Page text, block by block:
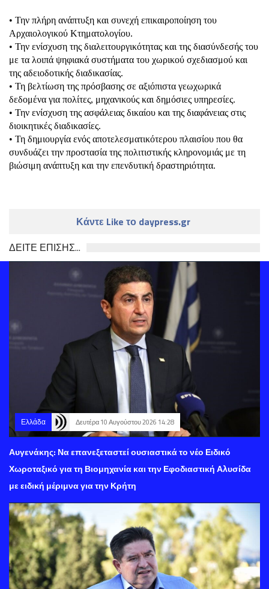
• Την πλήρη ανάπτυξη και συνεχή επικαιροποίηση του
Αρχαιολογικού Κτηματολογίου.
• Την ενίσχυση της διαλειτουργικότητας και της διασύνδεσής του
με τα λοιπά ψηφιακά συστήματα του χωρικού σχεδιασμού και
της αδειοδοτικής διαδικασίας.
• Τη βελτίωση της πρόσβασης σε αξιόπιστα γεωχωρικά
δεδομένα για πολίτες, μηχανικούς και δημόσιες υπηρεσίες.
• Την ενίσχυση της ασφάλειας δικαίου και της διαφάνειας στις
διοικητικές διαδικασίες.
• Τη δημιουργία ενός αποτελεσματικότερου πλαισίου που θα
συνδυάζει την προστασία της πολιτιστικής κληρονομιάς με τη
βιώσιμη ανάπτυξη και την επενδυτική δραστηριότητα.
Κάντε Like το daypress.gr
ΔΕΙΤΕ ΕΠΙΣΗΣ...
Ελλάδα Δευτέρα 10 Αυγούστου 2026 14:28
Αυγενάκης: Να επανεξεταστεί ουσιαστικά το νέο Ειδικό
Χωροταξικό για τη Βιομηχανία και την Εφοδιαστική Αλυσίδα
με ειδική μέριμνα για την Κρήτη